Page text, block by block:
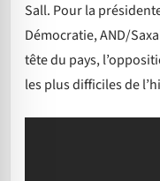
Sall. Pour la
Démocratie, AND/
tête du pays,
les plus difficiles de